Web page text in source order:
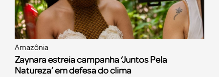
Amazônia
Zaynara estreia campanha ‘Juntos Pela
Natureza’ em defesa do clima